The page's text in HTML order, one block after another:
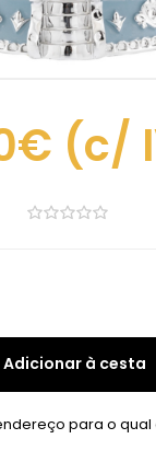
(c/
Adicionar à cesta
para o